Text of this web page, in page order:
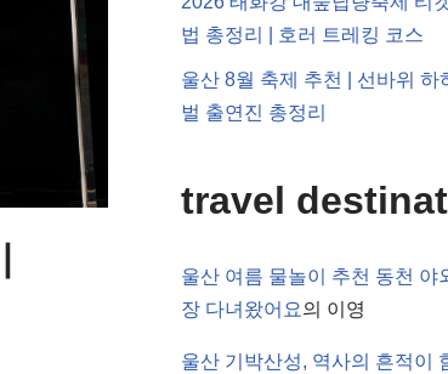
법 총정리 | 호러 트레킹 코스
울산 8월 축제 추천 | 선바위 하
벌 출연진 총정리
travel
울산 여름 물놀이 추천 동천 야
장 다녀왔어요의 이영
울산 기박산성, 역사의 흔적이